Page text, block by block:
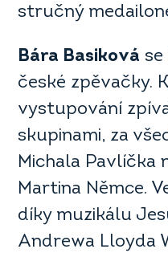
stručný
Bára Basiková se
české zpěvačky.
vystupování
skupinami, za
Michala Pavlíčka
Martina Němce.
díky muzikálu
Andrewa Lloyda